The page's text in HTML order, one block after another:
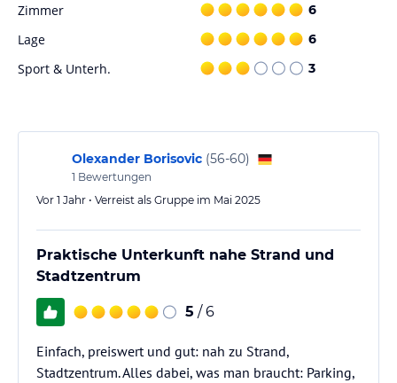
Zimmer 6
Lage 6
Sport & Unterh. 3
Olexander Borisovic (56-60)
1 Bewertungen
Vor 1 Jahr • Verreist als Gruppe im Mai 2025
Praktische Unterkunft nahe Strand und
Stadtzentrum
5 / 6
Einfach, preiswert und gut: nah zu Strand,
Stadtzentrum. Alles dabei, was man braucht: Parking,